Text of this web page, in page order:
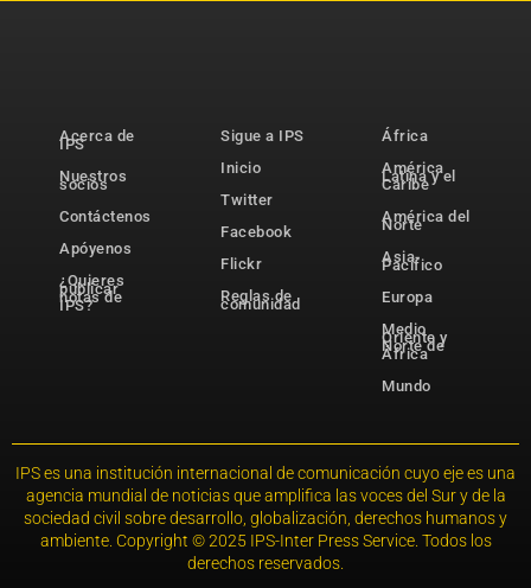
Acerca de
IPS
Nuestros
socios
Contáctenos
Apóyenos
¿Quieres
publicar
notas de
IPS?
Sigue a IPS
Inicio
Twitter
Facebook
Flickr
Reglas de
comunidad
África
América
Latina y el
Caribe
América del
Norte
Asia-
Pacífico
Europa
Medio
Oriente y
Norte de
África
Mundo
IPS es una institución internacional de comunicación cuyo eje es una
agencia mundial de noticias que amplifica las voces del Sur y de la
sociedad civil sobre desarrollo, globalización, derechos humanos y
ambiente. Copyright © 2025 IPS-Inter Press Service. Todos los
derechos reservados.